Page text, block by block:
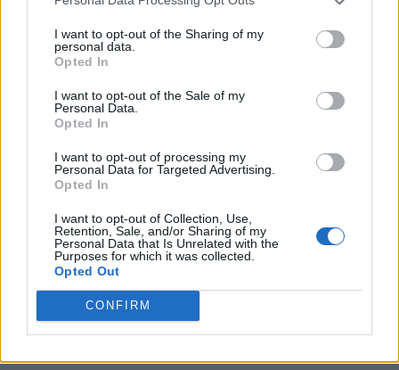
I want to opt-out of the Sharing of my
personal data.
Opted In
I want to opt-out of the Sale of my
Personal Data.
Opted In
I want to opt-out of processing my
Personal Data for Targeted Advertising.
Opted In
I want to opt-out of Collection, Use,
Retention, Sale, and/or Sharing of my
Personal Data that Is Unrelated with the
Purposes for which it was collected.
Opted Out
CONFIRM